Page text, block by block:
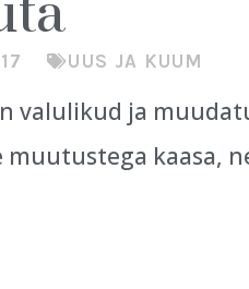
UUS JA KUUM
valulikud ja
kaasa,